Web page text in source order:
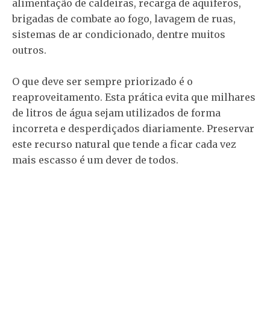
alimentação de caldeiras, recarga de aquíferos,
brigadas de combate ao fogo, lavagem de ruas,
sistemas de ar condicionado, dentre muitos
outros.
O que deve ser sempre priorizado é o
reaproveitamento. Esta prática evita que milhares
de litros de água sejam utilizados de forma
incorreta e desperdiçados diariamente. Preservar
este recurso natural que tende a ficar cada vez
mais escasso é um dever de todos.